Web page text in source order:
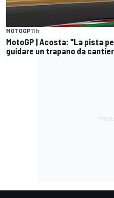
MOTOGP11 h
MotoGP | Acosta: "La pista
guidare un trapano da